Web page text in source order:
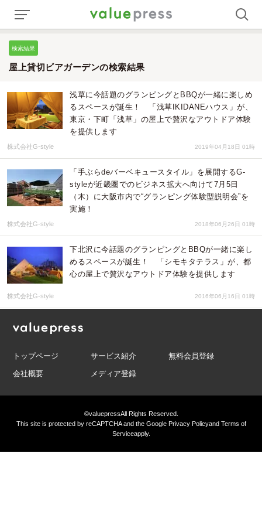
検索結果
屋上貸切ビアガーデンの検索結果
浅草に今話題のグランピングとBBQが一緒に楽しめ
るスペースが誕生！ 「浅草IKIDANEハウス」が、
東京・下町「浅草」の屋上で贅沢なアウトドア体験
を提供します
株式会社G-style 2019年04月18日 01時
「手ぶらdeバーベキュースタイル」を展開するG-
styleが近畿圏でのビジネス拡大へ向けて7月5日
（木）に大阪市内で“グランピング体験型説明会”を
実施！
株式会社G-style 2018年06月26日 01時
下北沢に今話題のグランピングとBBQが一緒に楽し
めるスペースが誕生！ 「シモキタテラス」が、都
心の屋上で贅沢なアウトドア体験を提供します
株式会社G-style 2016年06月16日 01時
トップページ サービス紹介
無料会員登録
会社概要
メディア登録
©valuepressAll Rights Reserved.
This site is protected by reCAPTCHA and the GooglePrivacy PolicyandTerms of
Serviceapply.